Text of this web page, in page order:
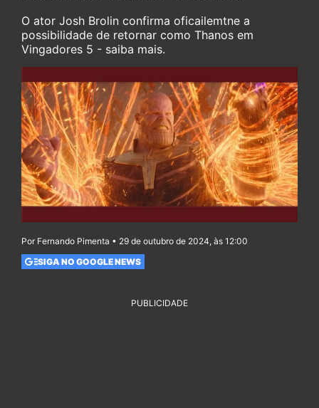
O ator Josh Brolin confirma oficailemtne a
possibilidade de retornar como Thanos em
Vingadores 5 - saiba mais.
Por Fernando Pimenta • 29 de outubro de 2024, às 12:00
SIGA NO GOOGLE NEWS
PUBLICIDADE